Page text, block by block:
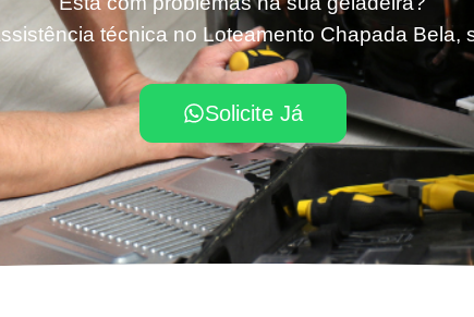
técnica no Loteamento Chapada Bela,
Solicite Já